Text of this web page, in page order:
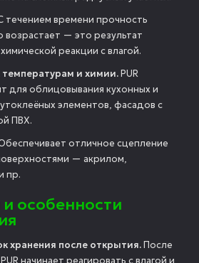
течением времени прочность
возрастает — это результат
реакции с влагой.
температурам и химии.PUR
для облицовывания кухонных и
элементов, фасадов с
ПВХ.
отличное сцепление
— акрилом,
пр.
особенности
хранения после открытия.После
начинает реагировать с влагой и